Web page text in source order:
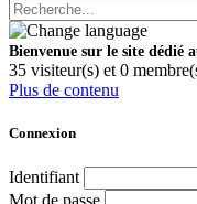
Bienvenue sur le site dédié
35 visiteur(s) et 0
Plus de contenu
Connexion
Identifiant